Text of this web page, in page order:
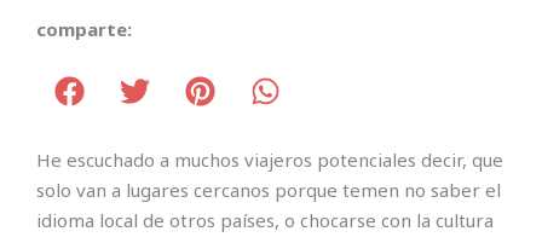
comparte:
He escuchado a muchos viajeros potenciales decir, que
solo van a lugares cercanos porque temen no saber el
idioma local de otros países, o chocarse con la cultura